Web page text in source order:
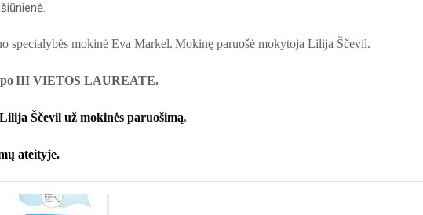
specialybės mokinė Eva Markel. Mokinę paruošė mokytoja Lilija Ščevil.
III VIETOS LAUREATE.
Ščevil už mokinės paruošimą.
ateityje.